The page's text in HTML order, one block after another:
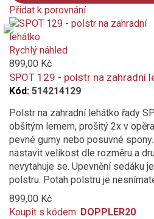
Přidat k porovnání
Product
is
added
to
compare
Rychlý náhled
899,00 Kč
SPOT 129 - polstr na zahradní
Kód: 514214129
Polstr na zahradní lehátko řady
obšitým lemem, prošitý 2x v
pevné gumy nebo posuvné
nastavit velikost dle rozměru a
nevytahuje se. Upevnění sedáku
polstru. Potah polstru je
899,00 Kč
Koupit s kódem: DOPPLER20